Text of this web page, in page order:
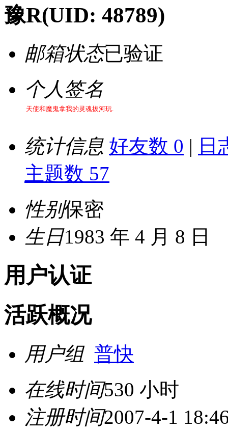
豫R(UID: 48789)
邮箱状态已验证
个人签名
天使和魔鬼拿我的灵魂拔河玩.
统计信息 好友数 0 | 日
主题数 57
性别保密
生日1983 年 4 月 8 日
用户认证
活跃概况
用户组 普快
在线时间530 小时
注册时间2007-4-1